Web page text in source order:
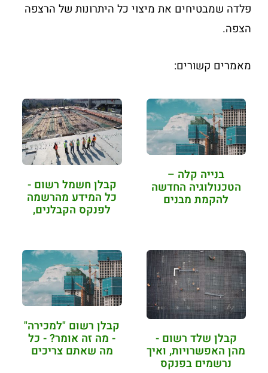
פלדה שמבטיחים את מיצוי כל היתרונות של הרצפה
הצפה.
מאמרים קשורים:
בנייה קלה –
הטכנולוגיה החדשה
להקמת מבנים
קבלן חשמל רשום -
כל המידע מהרשמה
לפנקס הקבלנים,
קבלן שלד רשום -
מהן האפשרויות, ואיך
נרשמים בפנקס
קבלן רשום "למכירה"
- מה זה אומר? - כל
מה שאתם צריכים